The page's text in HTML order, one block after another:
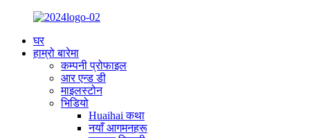
घर
हाम्रो बारेमा
कम्पनी प्रोफाइल
आर एन्ड डी
माइलस्टोन
भिडियो
Huaihai कथा
नयाँ आगमनहरू